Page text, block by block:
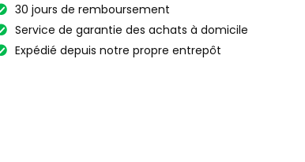
30 jours de remboursement
Service de garantie des achats à domicile
Expédié depuis notre propre entrepôt